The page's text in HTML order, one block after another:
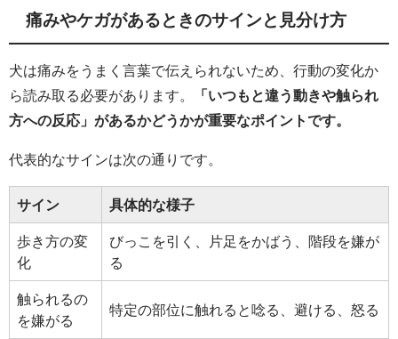
痛みやケガがあるときのサインと見分け方
犬は痛みをうまく言葉で伝えられないため、行動の変化か
ら読み取る必要があります。
「いつもと違う動きや触られ
方への反応」があるかどうかが重要なポイントです。
代表的なサインは次の通りです。
サイン 具体的な様子
歩き方の変
化
びっこを引く、片足をかばう、階段を嫌が
る
触られるの
を嫌がる
特定の部位に触れると唸る、避ける、怒る